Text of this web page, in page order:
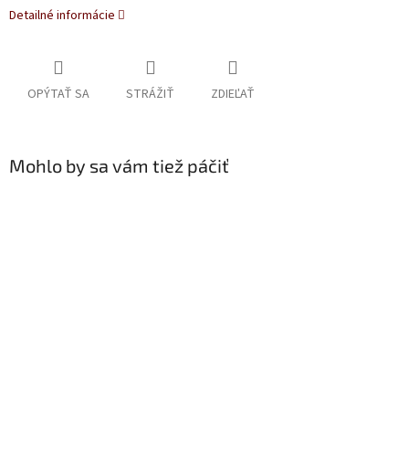
Detailné informácie
OPÝTAŤ SA STRÁŽIŤ ZDIEĽAŤ
Mohlo by sa vám tiež páčiť